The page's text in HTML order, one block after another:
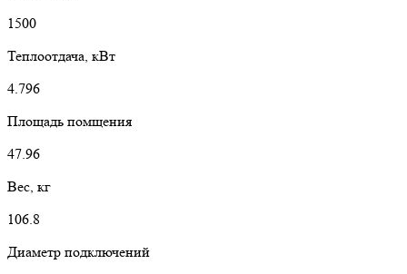
1500
Теплоотдача, кВт
4.796
Площадь помщения
47.96
Вес, кг
106.8
Диаметр подключений